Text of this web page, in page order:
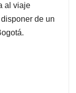
al viaje
de un